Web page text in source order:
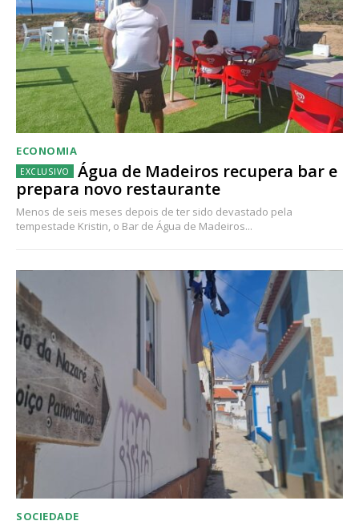
ECONOMIA
Água de Madeiros recupera bar e
prepara novo restaurante
Menos de seis meses depois de ter sido devastado pela
tempestade Kristin, o Bar de Água de Madeiros...
SOCIEDADE